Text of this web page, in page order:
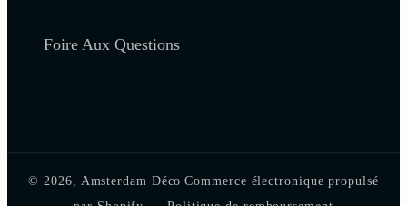
Foire Aux Questions
© 2026, Amsterdam Déco Commerce électronique propulsé